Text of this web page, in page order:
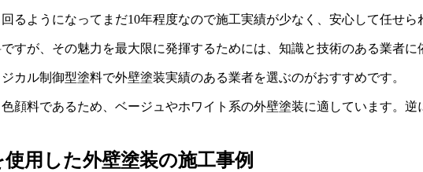
るようになってまだ10年程度なので施工実績が少なく、安心して任せら
すが、その魅力を最大限に発揮するためには、知識と技術のある業者に
カル制御型塗料で外壁塗装実績のある業者を選ぶのがおすすめです。
顔料であるため、ベージュやホワイト系の外壁塗装に適しています。
用した外壁塗装の施工事例